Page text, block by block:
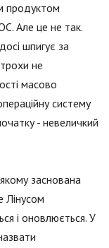
продуктом
Але це не так.
шпигує за
не
масово
систему
- невеличкий
заснована
Лінусом
і оновлюється. У